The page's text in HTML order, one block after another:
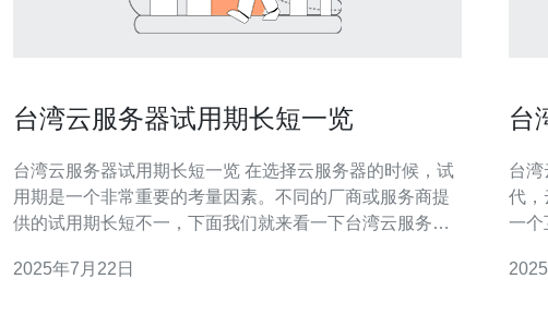
台湾云服务器试用期长短一览
台湾云服务器试用期长短一览 在选择云服务器的时候，试
用期是一个非常重要的考量因素。不同的厂商或服务商提
供的试用期长短不一，下面我们就来看一下台湾云服务器
各有不同。一般来说，台湾云服务器的试用期在3天到30天
2025年7月22日
台
台湾
代，
一个
特点和优势。 台湾